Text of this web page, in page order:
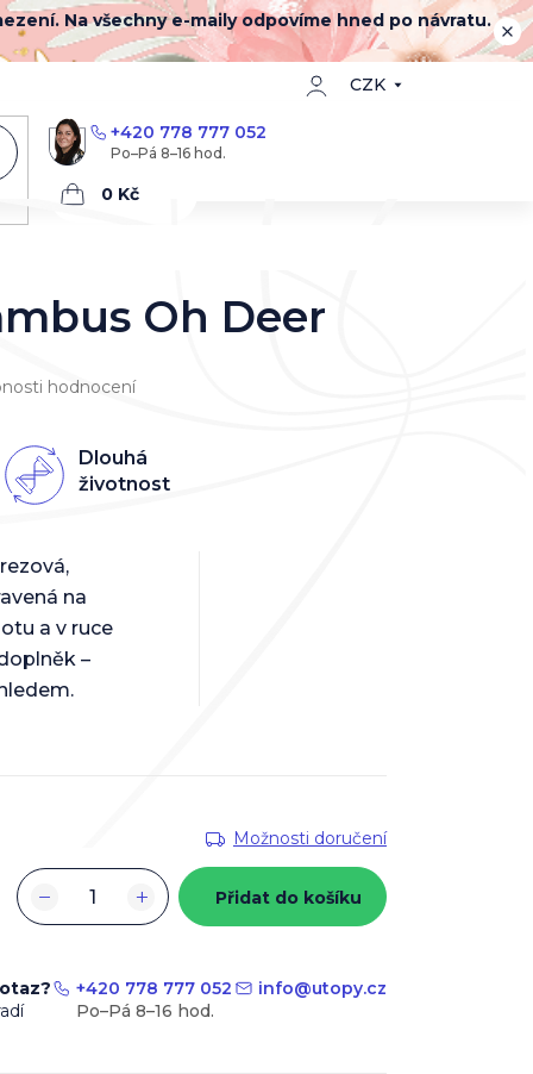
Na všechny e-maily odpovíme hned po návratu.
CZK
+420 778 777 052
Nákupní
na
a v ruce
–
Dlouhá
životnost
Možnosti doručení
+
− Přidat do košíku
Oh Deer
hodnocení
+420 778 777 052 info@utopy.cz